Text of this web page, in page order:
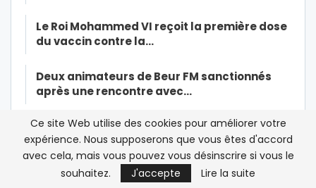
Le Roi Mohammed VI reçoit la première dose
du vaccin contre la…
Deux animateurs de Beur FM sanctionnés
après une rencontre avec…
Les islamistes marocains rattrapés par
leurs contradictions
Macron énerve les Algériens
Ce site Web utilise des cookies pour améliorer votre
expérience. Nous supposerons que vous êtes d'accord
avec cela, mais vous pouvez vous désinscrire si vous le
souhaitez.
J'accepte Lire la suite